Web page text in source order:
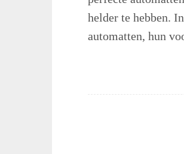
helder te hebben.
automatten, hun